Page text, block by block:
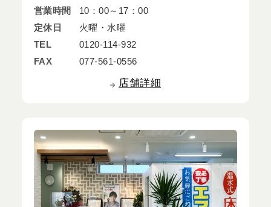
営業時間
10：00～17：00
定休日
火曜・水曜
TEL
0120-114-932
FAX
077-561-0556
店舗詳細